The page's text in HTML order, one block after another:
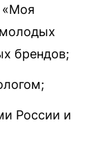
«Моя
брендов;
России и